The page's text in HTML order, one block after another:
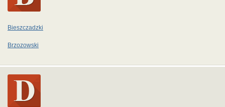
Bieszczadzki
Brzozowski